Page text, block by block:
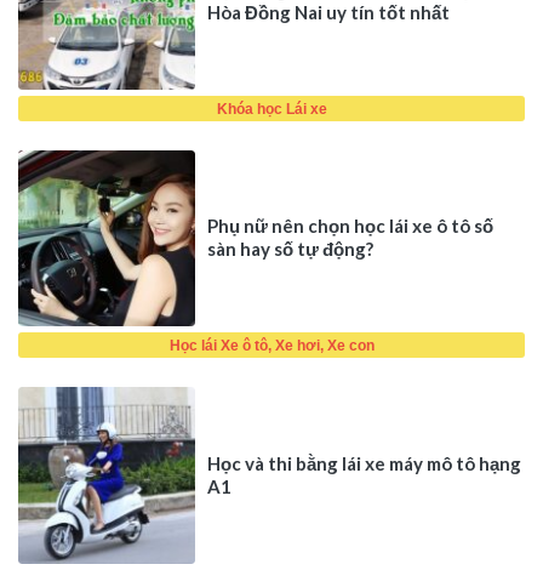
Hòa Đồng Nai uy tín tốt nhất
Khóa học Lái xe
Phụ nữ nên chọn học lái xe ô tô số
sàn hay số tự động?
Học lái Xe ô tô, Xe hơi, Xe con
Học và thi bằng lái xe máy mô tô hạng
A1